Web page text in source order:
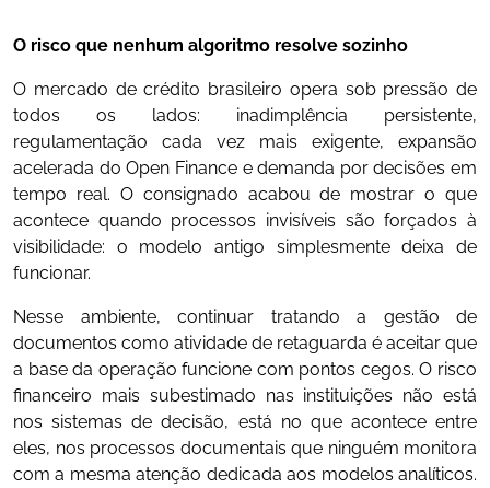
O risco que nenhum algoritmo resolve sozinho
O mercado de crédito brasileiro opera sob pressão de
todos os lados: inadimplência persistente,
regulamentação cada vez mais exigente, expansão
acelerada do Open Finance e demanda por decisões em
tempo real. O consignado acabou de mostrar o que
acontece quando processos invisíveis são forçados à
visibilidade: o modelo antigo simplesmente deixa de
funcionar.
Nesse ambiente, continuar tratando a gestão de
documentos como atividade de retaguarda é aceitar que
a base da operação funcione com pontos cegos. O risco
financeiro mais subestimado nas instituições não está
nos sistemas de decisão, está no que acontece entre
eles, nos processos documentais que ninguém monitora
com a mesma atenção dedicada aos modelos analíticos.